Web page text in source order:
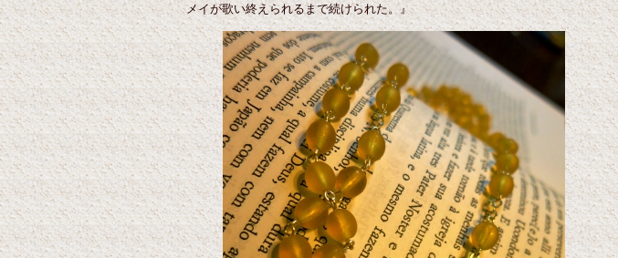
メイが歌い終えられるまで続けられた。』